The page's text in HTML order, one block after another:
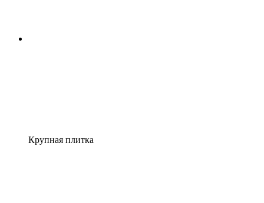
Крупная плитка